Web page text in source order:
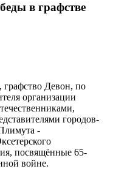
в графстве
графство Девон, по
организации
городов-
-
посвящённые 65-
войне.